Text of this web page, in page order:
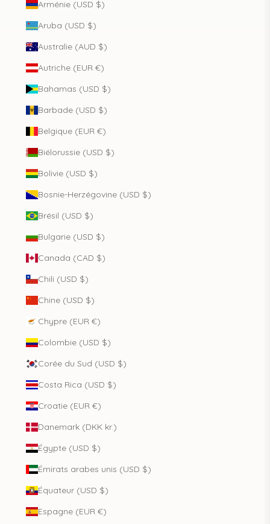
Arménie (USD $)
Aruba (USD $)
Australie (AUD $)
Autriche (EUR €)
Bahamas (USD $)
Barbade (USD $)
Belgique (EUR €)
Biélorussie (USD $)
Bolivie (USD $)
Bosnie-Herzégovine (USD $)
Brésil (USD $)
Bulgarie (USD $)
Canada (CAD $)
Chili (USD $)
Chine (USD $)
Chypre (EUR €)
Colombie (USD $)
Corée du Sud (USD $)
Costa Rica (USD $)
Croatie (EUR €)
Danemark (DKK kr.)
Égypte (USD $)
Émirats arabes unis (USD $)
Équateur (USD $)
Espagne (EUR €)